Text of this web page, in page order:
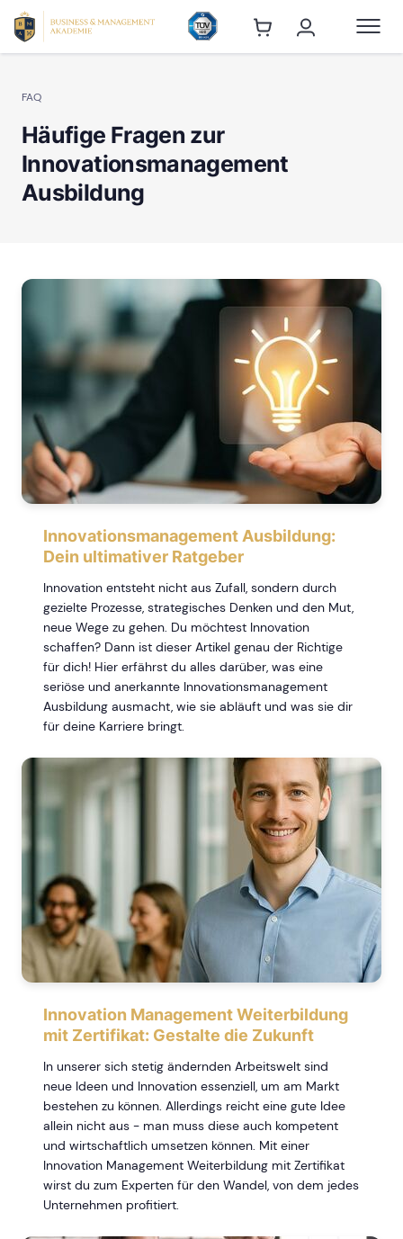
FAQ
Häufige Fragen zur
Innovationsmanagement
Ausbildung
Innovationsmanagement Ausbildung:
Dein ultimativer Ratgeber
Innovation entsteht nicht aus Zufall, sondern durch
gezielte Prozesse, strategisches Denken und den Mut,
neue Wege zu gehen. Du möchtest Innovation
schaffen? Dann ist dieser Artikel genau der Richtige
für dich! Hier erfährst du alles darüber, was eine
seriöse und anerkannte Innovationsmanagement
Ausbildung ausmacht, wie sie abläuft und was sie dir
für deine Karriere bringt.
Innovation Management Weiterbildung
mit Zertifikat: Gestalte die Zukunft
In unserer sich stetig ändernden Arbeitswelt sind
neue Ideen und Innovation essenziell, um am Markt
bestehen zu können. Allerdings reicht eine gute Idee
allein nicht aus - man muss diese auch kompetent
und wirtschaftlich umsetzen können. Mit einer
Innovation Management Weiterbildung mit Zertifikat
wirst du zum Experten für den Wandel, von dem jedes
Unternehmen profitiert.